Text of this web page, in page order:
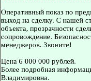
Оперативный показ по
выход на сделку. С нашей
объекта, прозрачности
сопровождение.
менеджеров. Звоните!
Цена 6 000 000 рублей.
Более подробная
Владимировна.